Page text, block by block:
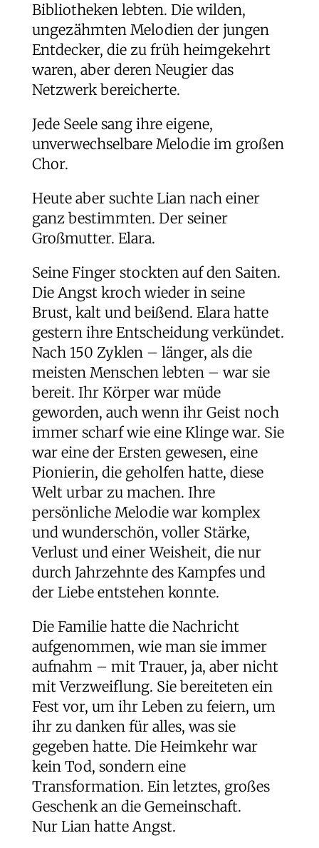
Bibliotheken lebten. Die wilden,
ungezähmten Melodien der jungen
Entdecker, die zu früh heimgekehrt
waren, aber deren Neugier das
Netzwerk bereicherte.
Jede Seele sang ihre eigene,
unverwechselbare Melodie im großen
Chor.
Heute aber suchte Lian nach einer
ganz bestimmten. Der seiner
Großmutter. Elara.
Seine Finger stockten auf den Saiten.
Die Angst kroch wieder in seine
Brust, kalt und beißend. Elara hatte
gestern ihre Entscheidung verkündet.
Nach 150 Zyklen – länger, als die
meisten Menschen lebten – war sie
bereit. Ihr Körper war müde
geworden, auch wenn ihr Geist noch
immer scharf wie eine Klinge war. Sie
war eine der Ersten gewesen, eine
Pionierin, die geholfen hatte, diese
Welt urbar zu machen. Ihre
persönliche Melodie war komplex
und wunderschön, voller Stärke,
Verlust und einer Weisheit, die nur
durch Jahrzehnte des Kampfes und
der Liebe entstehen konnte.
Die Familie hatte die Nachricht
aufgenommen, wie man sie immer
aufnahm – mit Trauer, ja, aber nicht
mit Verzweiflung. Sie bereiteten ein
Fest vor, um ihr Leben zu feiern, um
ihr zu danken für alles, was sie
gegeben hatte. Die Heimkehr war
kein Tod, sondern eine
Transformation. Ein letztes, großes
Geschenk an die Gemeinschaft.
Nur Lian hatte Angst.